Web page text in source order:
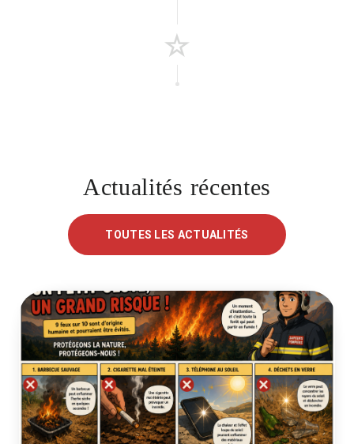
Actualités récentes
TOUTES LES ACTUALITÉS